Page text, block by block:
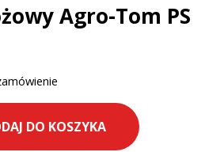
Agro-Tom PS
DO KOSZYKA